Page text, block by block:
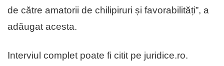
de către amatorii de chilipiruri și favorabilități”, a
adăugat acesta.
Interviul complet poate fi citit pe juridice.ro.